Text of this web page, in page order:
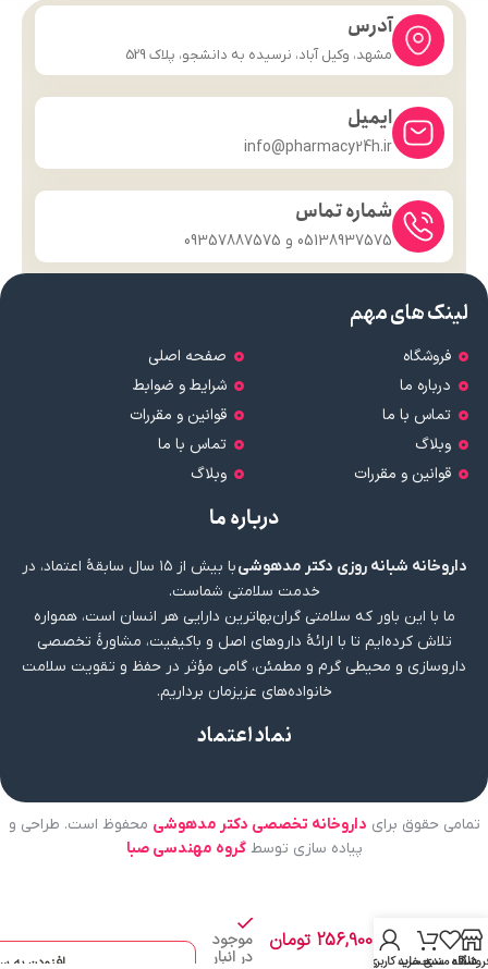
آدرس
مشهد، وکیل آباد، نرسیده به دانشجو، پلاک 529
ایمیل
info@pharmacy24h.ir
شماره تماس
05138937575 و 09357887575
لینک های مهم
فروشگاه
درباره ما
تماس با ما
وبلاگ
قوانین و مقررات
صفحه اصلی
شرایط و ضوابط
قوانین و مقررات
تماس با ما
وبلاگ
درباره ما
داروخانه شبانه روزی دکتر مدهوشی
با بیش از ۱۵ سال سابقهٔ اعتماد، در
خدمت سلامتی شماست.
ما با این باور که سلامتی گران‌بهاترین دارایی هر انسان است، همواره
تلاش کرده‌ایم تا با ارائهٔ داروهای اصل و باکیفیت، مشاورهٔ تخصصی
داروسازی و محیطی گرم و مطمئن، گامی مؤثر در حفظ و تقویت سلامت
خانواده‌های عزیزمان برداریم.
نماد اعتماد
تمامی حقوق برای داروخانه تخصصی دکتر مدهوشی محفوظ است. طراحی و
پیاده سازی توسطگروه مهندسی صبا
علاقه مندیسبد خرید
حساب کاربری من
گندم
موی
256,900 تومان موجود
در انبار افزودن به